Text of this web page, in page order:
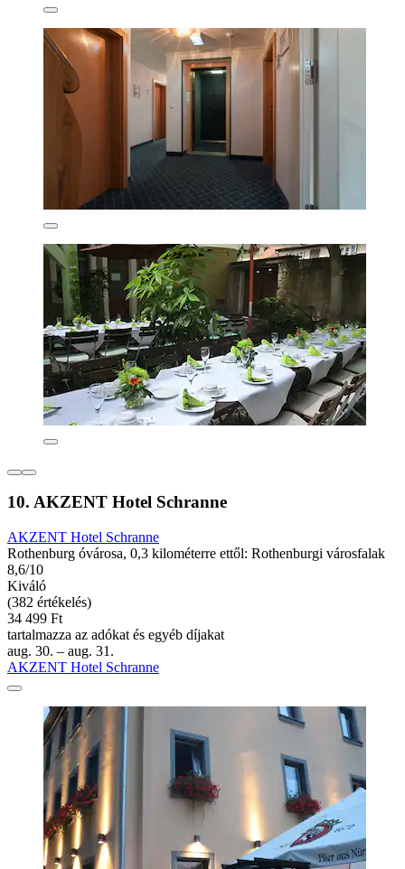
10. AKZENT Hotel Schranne
AKZENT Hotel Schranne
Rothenburg óvárosa, 0,3 kilométerre ettől: Rothenburgi városfalak
8,6/10
Kiváló
(382 értékelés)
34 499 Ft
tartalmazza az adókat és egyéb díjakat
aug. 30. – aug. 31.
AKZENT Hotel Schranne